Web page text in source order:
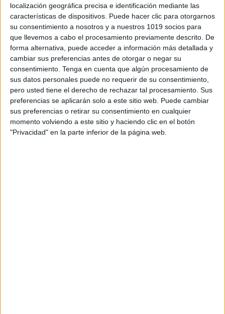
localización geográfica precisa e identificación mediante las
características de dispositivos. Puede hacer clic para otorgarnos
su consentimiento a nosotros y a nuestros 1019 socios para
que llevemos a cabo el procesamiento previamente descrito. De
forma alternativa, puede acceder a información más detallada y
cambiar sus preferencias antes de otorgar o negar su
consentimiento. Tenga en cuenta que algún procesamiento de
sus datos personales puede no requerir de su consentimiento,
pero usted tiene el derecho de rechazar tal procesamiento. Sus
preferencias se aplicarán solo a este sitio web. Puede cambiar
sus preferencias o retirar su consentimiento en cualquier
momento volviendo a este sitio y haciendo clic en el botón
"Privacidad" en la parte inferior de la página web.